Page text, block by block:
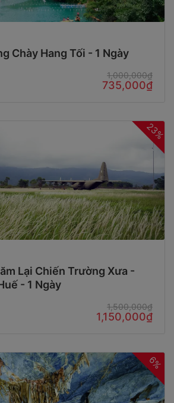
Chày Hang Tối - 1 Ngày
1,000,000₫
735,000₫
23%
Lại Chiến Trường Xưa -
- 1 Ngày
1,500,000₫
1,150,000₫
6%